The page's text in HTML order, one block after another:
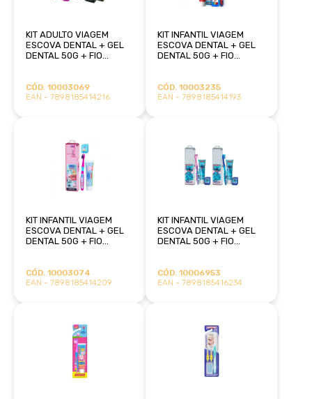
KIT ADULTO VIAGEM
ESCOVA DENTAL + GEL
DENTAL 50G + FIO
CÓD. 10003069
EAN - 7898185414216
KIT INFANTIL VIAGEM
ESCOVA DENTAL + GEL
DENTAL 50G + FIO
CÓD. 10003235
EAN - 7898185414193
KIT INFANTIL VIAGEM
ESCOVA DENTAL + GEL
DENTAL 50G + FIO
CÓD. 10003074
EAN - 7898185414209
KIT INFANTIL VIAGEM
ESCOVA DENTAL + GEL
DENTAL 50G + FIO
CÓD. 10006953
EAN - 7898185416234